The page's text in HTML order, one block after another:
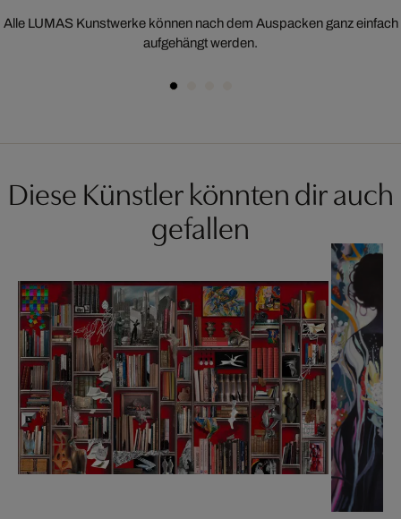
Alle LUMAS Kunstwerke können nach dem Auspacken ganz einfach
aufgehängt werden.
Diese Künstler könnten dir auch
gefallen